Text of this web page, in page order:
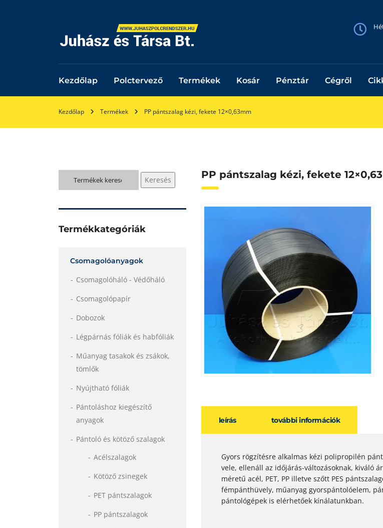
Kezdőlap Polctervező Termékek Kosár Pénztár Cégről
Kezdőlap Termékek PP pántszalag kézi, fekete 12×0,63mm
PP pántszalag kézi, fekete
leírás további információk
Gyors rögzítésre alkalmas kézi polipropilén
vele, ellenáll az időjárás-változásoknak, kiváló
méretű acél, PET, PP illetve szőtt PES
fémpánthüvely, műanyag gyorspántolóelem,
pántológépek is elérhetőek kínálatunkban.
Keresés
a
Keresés
Termékkategóriák
Csomagolóanyagok
Csomagolóháló - Védőháló
Csomagolópapír
Dobozok
Légpárnás fóliák és habfóliák
Műanyag tasakok és zsákok,
tömlők
Nyújtható fóliák
Pántoláshoz kiegészítő
anyagok
Pántoló és kötöző szalagok
Acélszalagok
Kötöző zsinegek
PET pántszalagok
PP pántszalagok